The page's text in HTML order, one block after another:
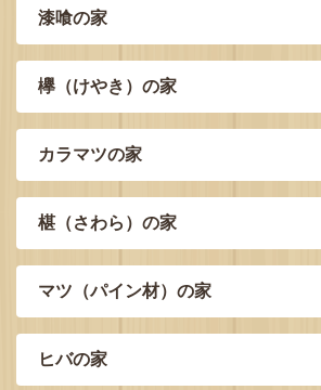
漆喰の家
欅（けやき）の家
カラマツの家
椹（さわら）の家
マツ（パイン材）の家
ヒバの家